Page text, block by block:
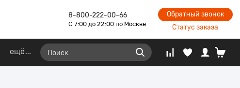
8-800-222-00-66
С 7:00 до 22:00 по Москве
Обратный звонок
Статус заказа
ещё